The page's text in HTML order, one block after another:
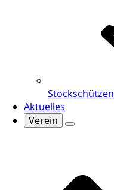
Stockschützen
Aktuelles
Verein